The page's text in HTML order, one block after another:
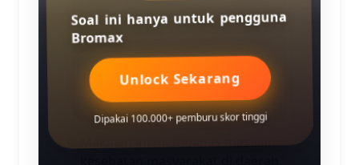
sudah sampaikan pada Pak Lurah.
Bagi segenap pelajar yang akan
mengajukan proposal penelitian
harap mengirimkan datanya segera.
Beberapa artikel-artikel ilmiah itu
dimuat dalam jurnal ilmiah.
Makalah ini membahas masalah
Soal ini hanya untuk pengguna
Bromax
Unlock Sekarang
Dipakai 100.000+ pemburu skor tinggi